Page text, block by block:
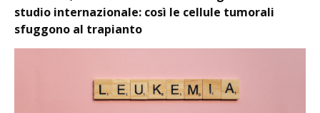
studio internazionale: così le cellule tumorali
sfuggono al trapianto